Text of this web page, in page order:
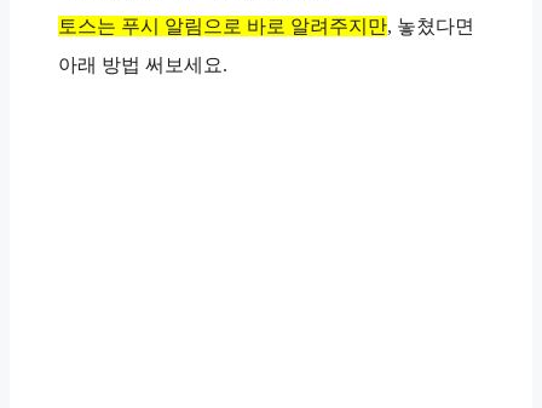
토스는 푸시 알림으로 바로 알려주지만, 놓쳤다면
아래 방법 써보세요.